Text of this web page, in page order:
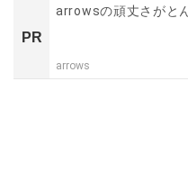
PR
arrowsの頑丈さがと
arrows